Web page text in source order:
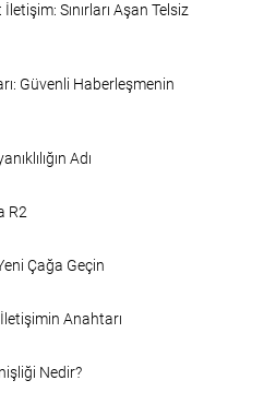
Sınırları Aşan Telsiz
Güvenli Haberleşmenin
Adı
R2
Çağa Geçin
Anahtarı
Nedir?